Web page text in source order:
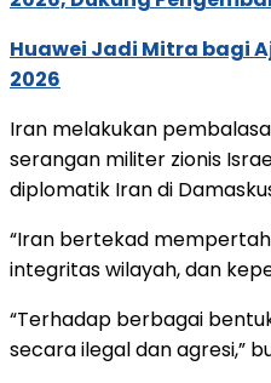
Huawei Jadi Mitra bagi
2026
Iran melakukan
serangan militer zionis
diplomatik Iran di
“Iran bertekad
integritas wilayah, dan
“Terhadap berbagai
secara ilegal dan agresi,”